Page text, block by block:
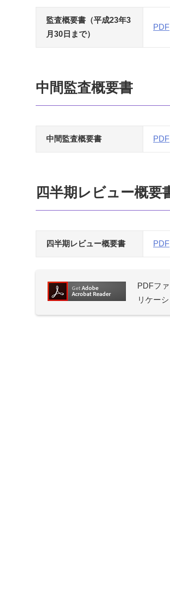
監査概要書（平成23年3
月30日まで）
PDF
中間監査概要書
中間監査概要書 PDF
四半期レビュー概要
四半期レビュー概要書 PDF
PDFフ
リケーシ